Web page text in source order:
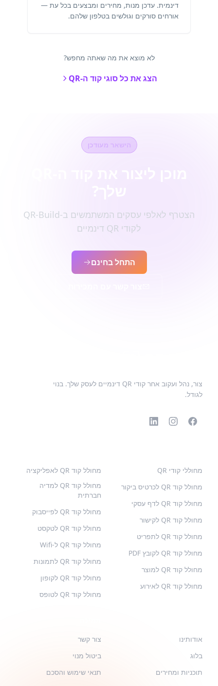
דינמית. עדכן מנות, מחירים ומבצעים בכל עת —
אורחים סורקים וגולשים בטלפון שלהם.
לא מוצא את מה שאתה מחפש?
הצג את כל סוגי קוד ה-QR
הישאר מעודכן
הצטרף לאלפי עסקים המשתמשים ב-QR-Build
לקודי QR דינמיים
התחל בחינם
צור, נהל ועקוב אחר קודי QR דינמיים לעסק שלך. בנוי
לגודל.
מחוללי קודי QR
מחולל קוד QR לכרטיס ביקור
מחולל קוד QR לדף עסקי
מחולל קוד QR לקישור
מחולל קוד QR לתפריט
מחולל קוד QR לקובץ PDF
מחולל קוד QR למוצר
מחולל קוד QR לאירוע
מחולל קוד QR לאפליקציה
מחולל קוד QR למדיה
חברתית
מחולל קוד QR לפייסבוק
מחולל קוד QR לטקסט
מחולל קוד QR ל-Wifi
מחולל קוד QR לתמונות
מחולל קוד QR לקופון
מחולל קוד QR לטופס
אודותינו
בלוג
תוכניות ומחירים
צור קשר
ביטול מנוי
תנאי שימוש והסכם